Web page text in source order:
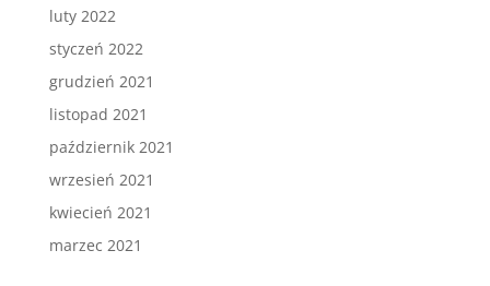
luty 2022
styczeń 2022
grudzień 2021
listopad 2021
październik 2021
wrzesień 2021
kwiecień 2021
marzec 2021